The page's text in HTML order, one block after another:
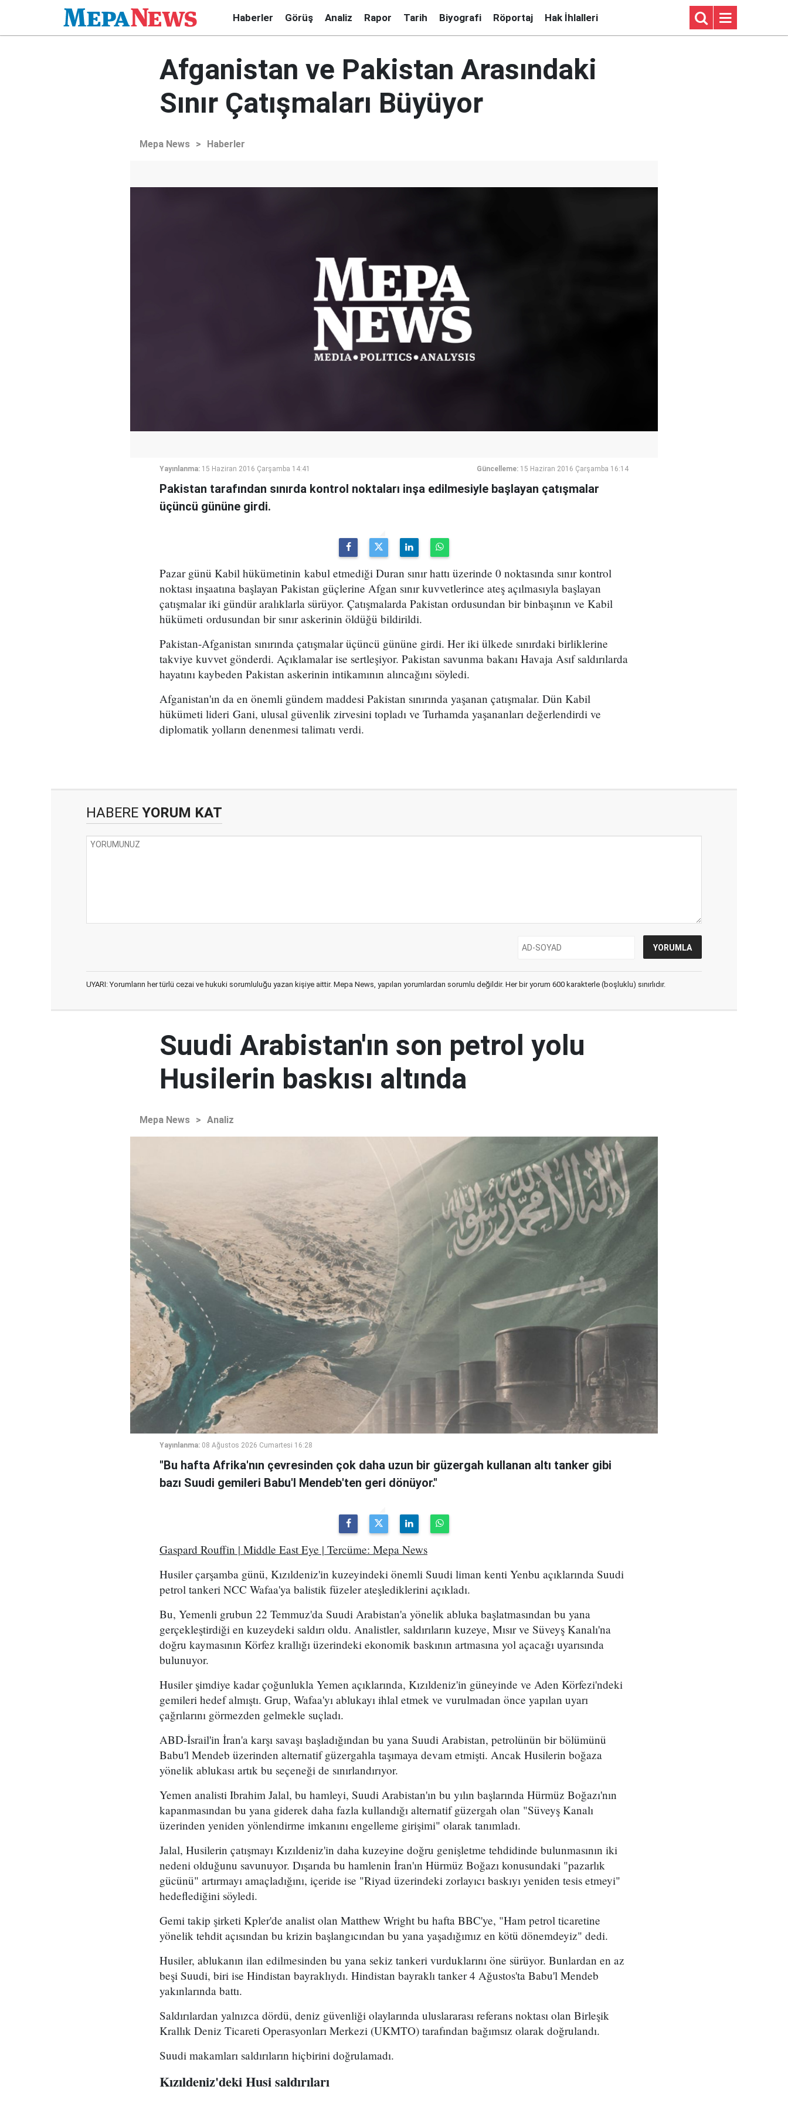
Haberler Görüş Analiz Rapor Tarih Biyografi Röportaj Hak İhlalleri
Afganistan ve Pakistan Arasındaki
Sınır Çatışmaları Büyüyor
Mepa News > Haberler
Yayınlanma: 15 Haziran 2016 Çarşamba 14:41 Güncelleme: 15 Haziran 2016 Çarşamba 16:14
Pakistan tarafından sınırda kontrol noktaları inşa edilmesiyle başlayan çatışmalar
üçüncü gününe girdi.
Pazar günü Kabil hükümetinin kabul etmediği Duran sınır hattı üzerinde 0 noktasında sınır kontrol
noktası inşaatına başlayan Pakistan güçlerine Afgan sınır kuvvetlerince ateş açılmasıyla başlayan
çatışmalar iki gündür aralıklarla sürüyor. Çatışmalarda Pakistan ordusundan bir binbaşının ve Kabil
hükümeti ordusundan bir sınır askerinin öldüğü bildirildi.
Pakistan-Afganistan sınırında çatışmalar üçüncü gününe girdi. Her iki ülkede sınırdaki birliklerine
takviye kuvvet gönderdi. Açıklamalar ise sertleşiyor. Pakistan savunma bakanı Havaja Asıf saldırılarda
hayatını kaybeden Pakistan askerinin intikamının alıncağını söyledi.
Afganistan'ın da en önemli gündem maddesi Pakistan sınırında yaşanan çatışmalar. Dün Kabil
hükümeti lideri Gani, ulusal güvenlik zirvesini topladı ve Turhamda yaşananları değerlendirdi ve
diplomatik yolların denenmesi talimatı verdi.
HABERE YORUM KAT
UYARI: Yorumların her türlü cezai ve hukuki sorumluluğu yazan kişiye aittir. Mepa News, yapılan yorumlardan sorumlu değildir. Her bir yorum 600 karakterle (boşluklu) sınırlıdır.
Suudi Arabistan'ın son petrol yolu
Husilerin baskısı altında
Mepa News > Analiz
Yayınlanma: 08 Ağustos 2026 Cumartesi 16:28
"Bu hafta Afrika'nın çevresinden çok daha uzun bir güzergah kullanan altı tanker gibi
bazı Suudi gemileri Babu'l Mendeb'ten geri dönüyor."
Gaspard Rouffin | Middle East Eye | Tercüme: Mepa News
Husiler çarşamba günü, Kızıldeniz'in kuzeyindeki önemli Suudi liman kenti Yenbu açıklarında Suudi
petrol tankeri NCC Wafaa'ya balistik füzeler ateşlediklerini açıkladı.
Bu, Yemenli grubun 22 Temmuz'da Suudi Arabistan'a yönelik abluka başlatmasından bu yana
gerçekleştirdiği en kuzeydeki saldırı oldu. Analistler, saldırıların kuzeye, Mısır ve Süveyş Kanalı'na
doğru kaymasının Körfez krallığı üzerindeki ekonomik baskının artmasına yol açacağı uyarısında
bulunuyor.
Husiler şimdiye kadar çoğunlukla Yemen açıklarında, Kızıldeniz'in güneyinde ve Aden Körfezi'ndeki
gemileri hedef almıştı. Grup, Wafaa'yı ablukayı ihlal etmek ve vurulmadan önce yapılan uyarı
çağrılarını görmezden gelmekle suçladı.
ABD-İsrail'in İran'a karşı savaşı başladığından bu yana Suudi Arabistan, petrolünün bir bölümünü
Babu'l Mendeb üzerinden alternatif güzergahla taşımaya devam etmişti. Ancak Husilerin boğaza
yönelik ablukası artık bu seçeneği de sınırlandırıyor.
Yemen analisti Ibrahim Jalal, bu hamleyi, Suudi Arabistan'ın bu yılın başlarında Hürmüz Boğazı'nın
kapanmasından bu yana giderek daha fazla kullandığı alternatif güzergah olan "Süveyş Kanalı
üzerinden yeniden yönlendirme imkanını engelleme girişimi" olarak tanımladı.
Jalal, Husilerin çatışmayı Kızıldeniz'in daha kuzeyine doğru genişletme tehdidinde bulunmasının iki
nedeni olduğunu savunuyor. Dışarıda bu hamlenin İran'ın Hürmüz Boğazı konusundaki "pazarlık
gücünü" artırmayı amaçladığını, içeride ise "Riyad üzerindeki zorlayıcı baskıyı yeniden tesis etmeyi"
hedeflediğini söyledi.
Gemi takip şirketi Kpler'de analist olan Matthew Wright bu hafta BBC'ye, "Ham petrol ticaretine
yönelik tehdit açısından bu krizin başlangıcından bu yana yaşadığımız en kötü dönemdeyiz" dedi.
Husiler, ablukanın ilan edilmesinden bu yana sekiz tankeri vurduklarını öne sürüyor. Bunlardan en az
beşi Suudi, biri ise Hindistan bayraklıydı. Hindistan bayraklı tanker 4 Ağustos'ta Babu'l Mendeb
yakınlarında battı.
Saldırılardan yalnızca dördü, deniz güvenliği olaylarında uluslararası referans noktası olan Birleşik
Krallık Deniz Ticareti Operasyonları Merkezi (UKMTO) tarafından bağımsız olarak doğrulandı.
Suudi makamları saldırıların hiçbirini doğrulamadı.
Kızıldeniz'deki Husi saldırıları